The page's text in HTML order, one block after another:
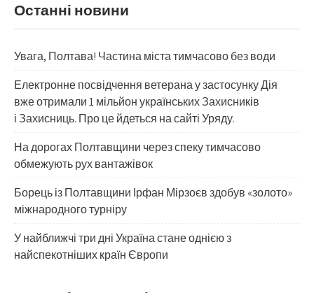
Останні новини
Увага, Полтава! Частина міста тимчасово без води
Електронне посвідчення ветерана у застосунку Дія
вже отримали 1 мільйон українських Захисників
і Захисниць. Про це йдеться на сайті Уряду.
На дорогах Полтавщини через спеку тимчасово
обмежують рух вантажівок
Борець із Полтавщини Ірфан Мірзоєв здобув «золото»
міжнародного турніру
​У найближчі три дні Україна стане однією з
найспекотніших країн Європи